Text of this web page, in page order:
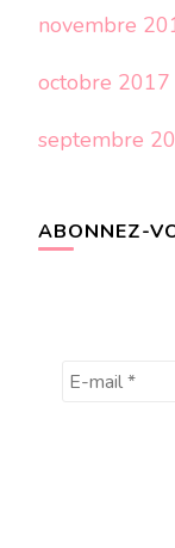
novembre
octobre 2017
septembre
ABONNEZ-